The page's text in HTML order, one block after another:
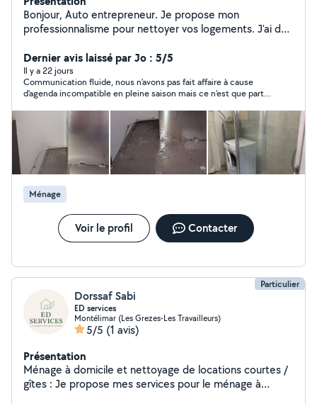
Bonjour, Auto entrepreneur. Je propose mon
professionnalisme pour nettoyer vos logements. J'ai de
suis sur Montelimar et peut me déplacer aux alentours
de 30 km. Je serais ravis d'effectuer les ménages de
vos gîtes, airbnb, appartements ou maison. Excellente
journée.
Dernier avis laissé par Jo : 5/5
Il y a 22 jours
Communication fluide, nous n'avons pas fait affaire à cause
d'agenda incompatible en pleine saison mais ce n'est que partie
Ménage
Voir le profil Contacter
Particulier
Dorssaf Sabi
ED services
Montélimar (Les Grezes-Les Travailleurs)
5/5 (1 avis)
Présentation
Ménage à domicile et nettoyage de locations courtes /
gîtes : Je propose mes services pour le ménage à